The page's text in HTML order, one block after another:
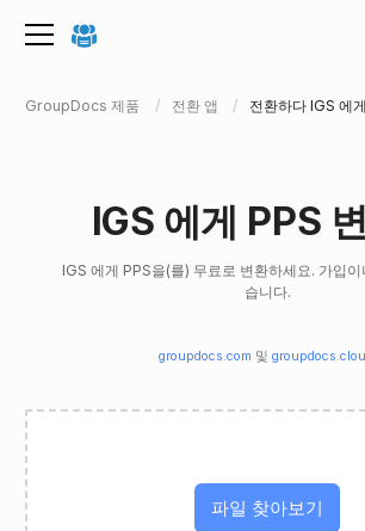
GroupDocs 제품 전환 앱 전환하다 IGS 에
IGS 에게 PPS
IGS 에게 PPS을(를) 무료로 변환하세요. 가입이
습니다.
groupdocs.com 및
파일 찾아보기